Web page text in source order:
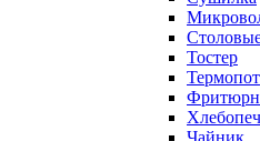
Тостер
Термопот
Чайник